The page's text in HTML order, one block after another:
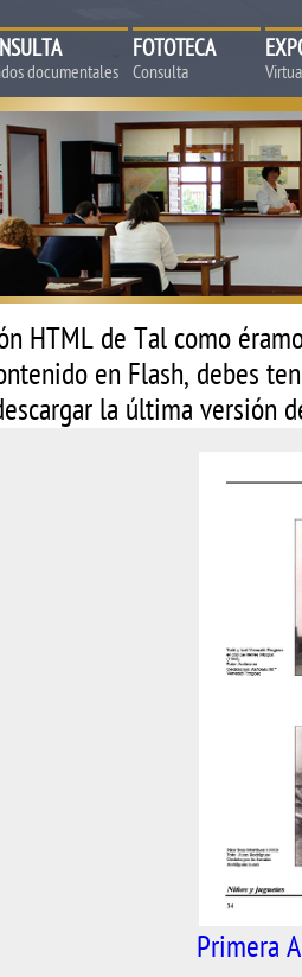
documentales
FOTOTECA
Consulta
HTML de Tal como
en Flash, debes
la última versión
Primera